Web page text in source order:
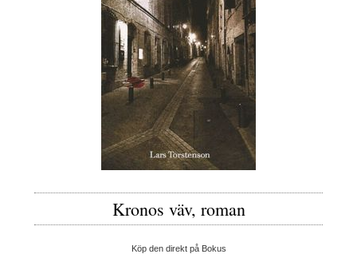
Kronos väv, roman
Köp den direkt på Bokus